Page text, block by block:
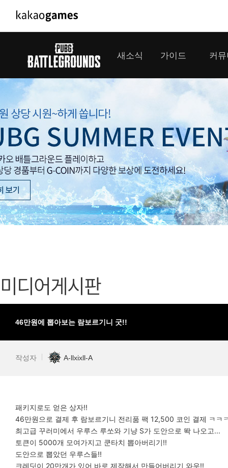
PC/모바일게임
도깨비의세계
아키에이지 워
아레스 : 라이즈 오브 가디언즈
배틀그라
패스 오브
패스 오브
모바일게임
우마무스메 프리티 더비
SMiniz
프렌즈팝콘
서비스
내정보
보안센터
새소식
이벤트
업데이트
대회소식
가이드 커
플레이
클랜
모집
미디어게시판
46만원에 뽑아보는 람보르기니 굿!!
작성자 A-llxixll-A
패키지로도 얻은 상자!!
46만원으로 결제 후 람보르기니 전리품 팩 12,500 코인 결제 ㅋㅋ
최고급 꾸러미에서 우루스 루쏘와 기냥 S가 도안으로 똭 나오고...
토큰이 5000개 모여가지고 쿤타치 뽑아버리기!!
도안으로 뽑았던 우루스들!!
크레딧이 20만개가 있어 바로 제작해서 만들어버리기 와우!!